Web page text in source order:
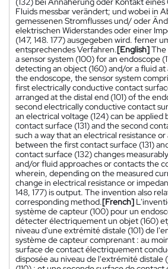
Fluids messbar verändert; und wobei in
gemessenen Stromflusses und/ oder
elektrischen Widerstandes oder einer
(147, 148. 177) ausgegeben wird. ferner
entsprechendes Verfahren.[English]The
a sensor system (100) for an endoscope
detecting an object (160) and/or a fluid at
the endoscope, the sensor system
first electrically conductive contact
arranged at the distal end (101) of the
second electrically conductive contact
an electrical voltage (124) can be
contact surface (131) and the second
such a way that an electrical resistance
between the first contact surface (131)
contact surface (132) changes
and/or fluid approaches or contacts the
wherein, depending on the measured
change in electrical resistance or
148, 177) is output. The invention also
corresponding method.[French]
système de capteur (100) pour un
détecter électriquement un objet (160)
niveau d'une extrémité distale (101) de
système de capteur comprenant : au
surface de contact électriquement
disposée au niveau de l'extrémité distale